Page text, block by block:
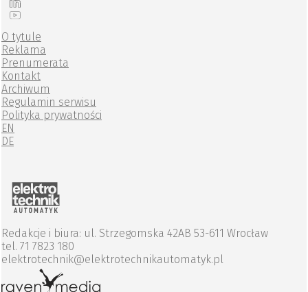
O tytule
Reklama
Prenumerata
Kontakt
Archiwum
Regulamin serwisu
Polityka prywatności
EN
DE
Redakcje i biura: ul. Strzegomska 42AB 53-611 Wrocław
tel. 71 7823 180
elektrotechnik@elektrotechnikautomatyk.pl